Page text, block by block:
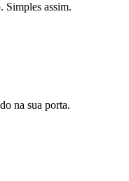
Simples assim.
na sua porta.